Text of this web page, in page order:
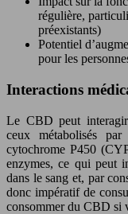
régulière,
préexistants)
Potentiel
pour les
Interactions
Le CBD peut interagir
ceux métabolisés
cytochrome P450
enzymes, ce qui peut
dans le sang et, par
donc impératif de
consommer du CBD si